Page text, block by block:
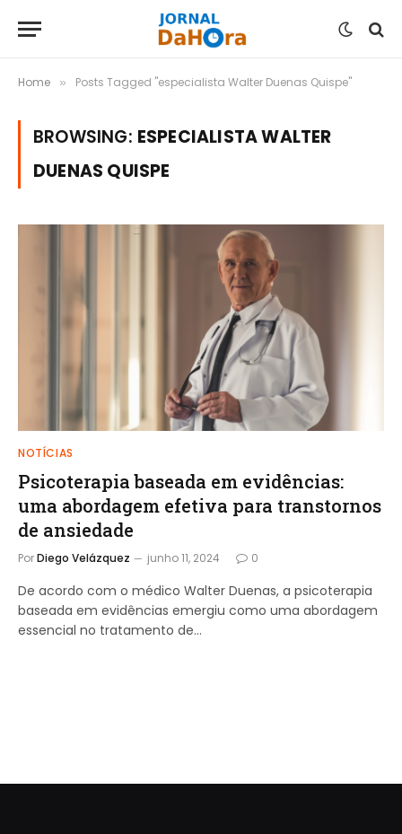
Home » Posts Tagged "especialista Walter Duenas Quispe"
BROWSING: ESPECIALISTA WALTER
DUENAS QUISPE
NOTÍCIAS
Psicoterapia baseada em evidências:
uma abordagem efetiva para transtornos
de ansiedade
PorDiego Velázquez junho 11, 2024 0
De acordo com o médico Walter Duenas, a psicoterapia
baseada em evidências emergiu como uma abordagem
essencial no tratamento de…